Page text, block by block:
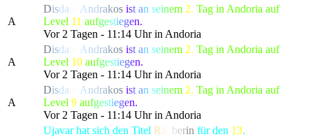
A
Disda Andrakos ist an seinem 2. Tag in Andoria auf
Level 11 aufgestiegen.
Vor 2 Tagen - 11:14 Uhr in Andoria
A
Disda Andrakos ist an seinem 2. Tag in Andoria auf
Level 10 aufgestiegen.
Vor 2 Tagen - 11:14 Uhr in Andoria
A
Disda Andrakos ist an seinem 2. Tag in Andoria auf
Level 9 aufgestiegen.
Vor 2 Tagen - 11:14 Uhr in Andoria
Ujavar hat sich den Titel Rä berin für den 13.